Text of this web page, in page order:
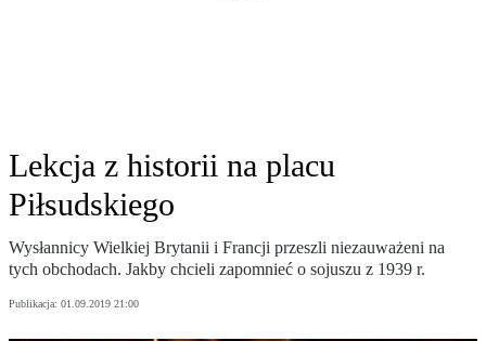
Lekcja z historii na placu
Piłsudskiego
Wysłannicy Wielkiej Brytanii i Francji przeszli niezauważeni na
tych obchodach. Jakby chcieli zapomnieć o sojuszu z 1939 r.
Publikacja: 01.09.2019 21:00